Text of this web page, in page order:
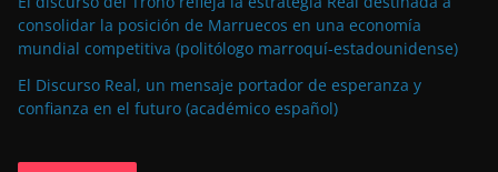
consolidar la posición de Marruecos en una economía
mundial competitiva (politólogo marroquí-estadounidense)
El Discurso Real, un mensaje portador de esperanza y
confianza en el futuro (académico español)